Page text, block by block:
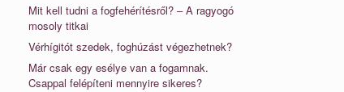
Mit kell tudni a fogfehérítésről? – A ragyogó
mosoly titkai
Vérhígitót szedek, foghúzást végezhetnek?
Már csak egy esélye van a fogamnak.
Csappal felépíteni mennyire sikeres?